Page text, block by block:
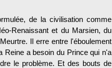
de la civilisation comme
Renaissant et du Marsien, du
Il erre entre l'éboulement
Reine a besoin du Prince qui n'a
le problème. Et des bouts de